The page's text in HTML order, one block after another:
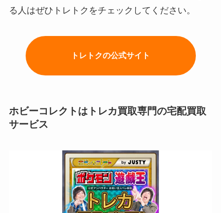
る人はぜひトレトクをチェックしてください。
トレトクの公式サイト
ホビーコレクトはトレカ買取専門の宅配買取
サービス